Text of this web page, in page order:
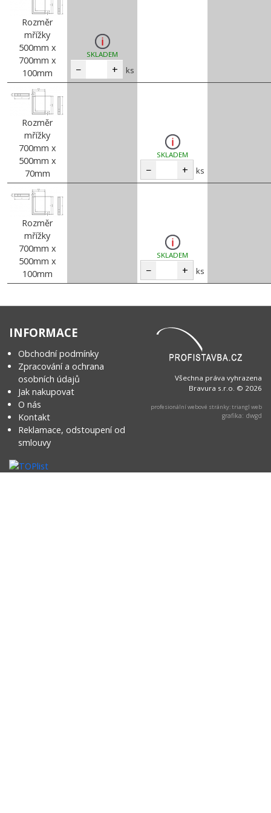
Rozměr
mřížky
500mm x
700mm x
100mm
SKLADEM
− + ks
Rozměr
mřížky
700mm x
500mm x
70mm
SKLADEM
− + ks
Rozměr
mřížky
700mm x
500mm x
100mm
SKLADEM
− + ks
INFORMACE
Obchodní podmínky
Zpracování a ochrana
osobních údajů
Jak nakupovat
O nás
Kontakt
Reklamace, odstoupení od
smlouvy
Všechna práva vyhrazena
Bravura s.r.o. © 2026
profesionální webové stránky: triangl web
grafika: dwgd